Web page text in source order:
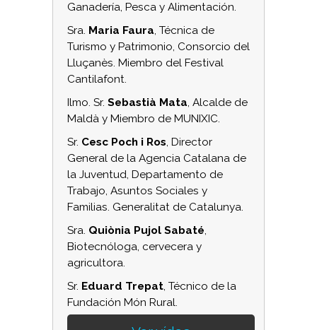
Ganadería, Pesca y Alimentación.
Sra. Maria Faura, Técnica de
Turismo y Patrimonio, Consorcio del
Lluçanès. Miembro del Festival
Cantilafont.
Ilmo. Sr. Sebastià Mata, Alcalde de
Maldà y Miembro de MUNIXIC.
Sr. Cesc Poch i Ros, Director
General de la Agencia Catalana de
la Juventud, Departamento de
Trabajo, Asuntos Sociales y
Familias. Generalitat de Catalunya.
Sra. Quiònia Pujol Sabaté,
Biotecnóloga, cervecera y
agricultora.
Sr. Eduard Trepat, Técnico de la
Fundación Món Rural.